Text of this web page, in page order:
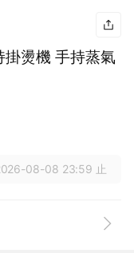
掛燙機 手持蒸氣
08-08 23:59 止